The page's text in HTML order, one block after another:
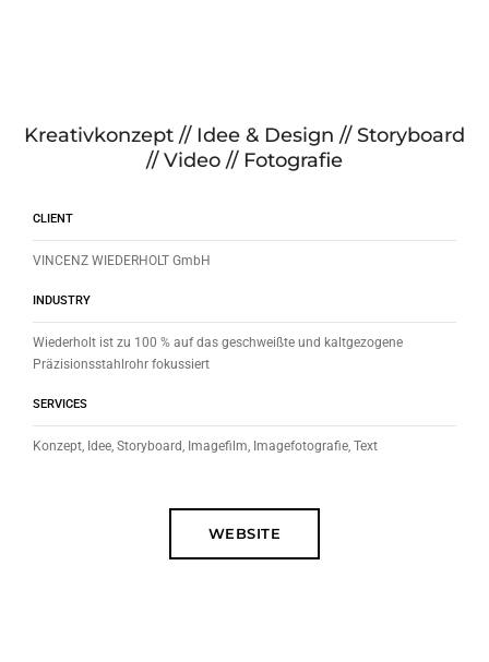
Kreativkonzept // Idee & Design // Storyboard
// Video // Fotografie
CLIENT
VINCENZ WIEDERHOLT GmbH
INDUSTRY
Wiederholt ist zu 100 % auf das geschweißte und kaltgezogene
Präzisionsstahlrohr fokussiert
SERVICES
Konzept, Idee, Storyboard, Imagefilm, Imagefotografie, Text
WEBSITE